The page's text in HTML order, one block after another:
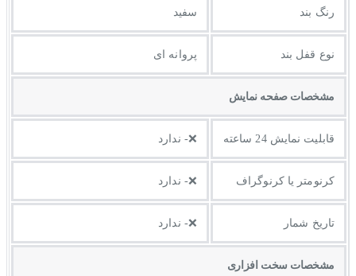
رنگ بند سفید
نوع قفل بند پروانه ای
مشخصات صفحه نمايش
قابلیت نمایش 24 ساعته ❌- ندارد
کرنومتر یا کرنوگراف ❌- ندارد
تاریخ شمار ❌- ندارد
مشخصات سخت افزاری